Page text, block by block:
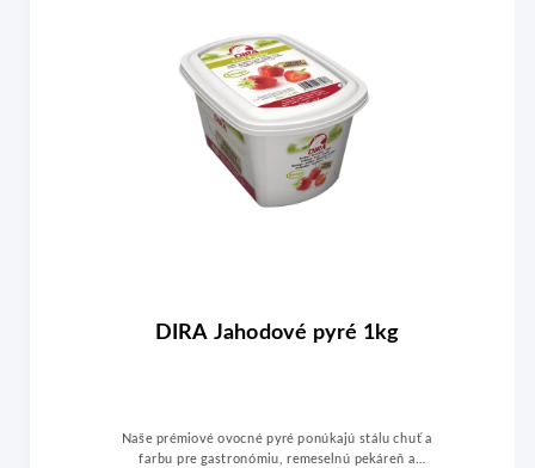
DIRA Jahodové pyré 1kg
Naše prémiové ovocné pyré ponúkajú stálu chuť a
farbu pre gastronómiu, remeselnú pekáreň a